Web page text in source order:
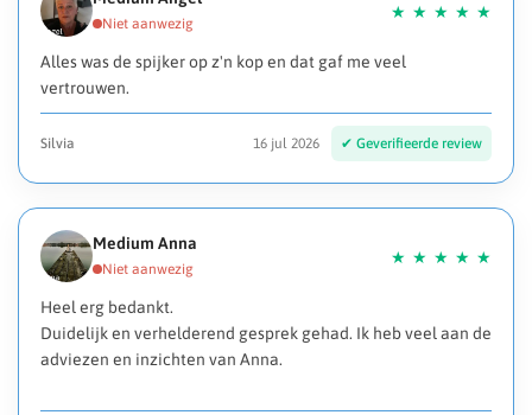
Alles was de spijker op z'n kop en dat gaf me veel
vertrouwen.
Silvia 16 jul 2026
Medium Anna
Heel erg bedankt.
Duidelijk en verhelderend gesprek gehad. Ik heb veel aan de
adviezen en inzichten van Anna.